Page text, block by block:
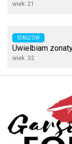
wiek: 21
STASZÓW
Uwielbiam
wiek: 32